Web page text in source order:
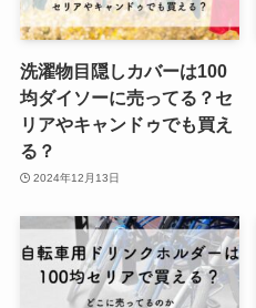
洗濯物目隠しカバーは100
均ダイソーに売ってる？セ
リアやキャンドゥでも買え
る？
2024年12月13日